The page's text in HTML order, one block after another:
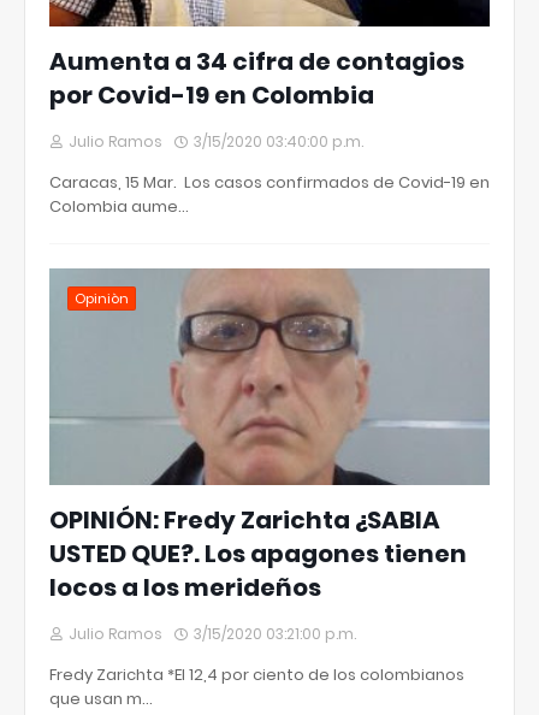
Aumenta a 34 cifra de contagios
por Covid-19 en Colombia
Julio Ramos 3/15/2020 03:40:00 p.m.
Caracas, 15 Mar. Los casos confirmados de Covid-19 en
Colombia aume…
Opiniòn
OPINIÓN: Fredy Zarichta ¿SABIA
USTED QUE?. Los apagones tienen
locos a los merideños
Julio Ramos 3/15/2020 03:21:00 p.m.
Fredy Zarichta *El 12,4 por ciento de los colombianos
que usan m…